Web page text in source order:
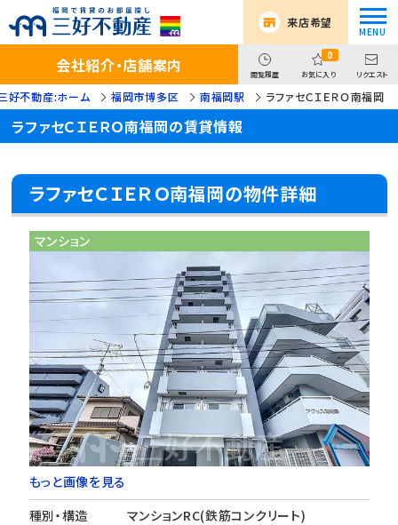
来店希望
会社紹介・店舗案内 閲覧履歴
0
お気に入り リクエスト
好不動産:ホーム 福岡市博多区 南福岡駅 ラファセＣＩＥＲＯ南福岡
ラファセＣＩＥＲＯ南福岡の賃貸情報
ラファセＣＩＥＲＯ南福岡の物件詳細
マンション
もっと画像を見る
種別・構造
マンションRC(鉄筋コンクリート)